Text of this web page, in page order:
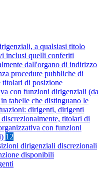
a qualsiasi titolo
inclusi quelli conferiti
dall'organo di indirizzo
procedure pubbliche di
titolari di posizione
con funzioni dirigenziali (da
tabelle che distinguano le
dirigenti, dirigenti
titolari di
con funzioni
12
dirigenziali discrezionali
disponibili